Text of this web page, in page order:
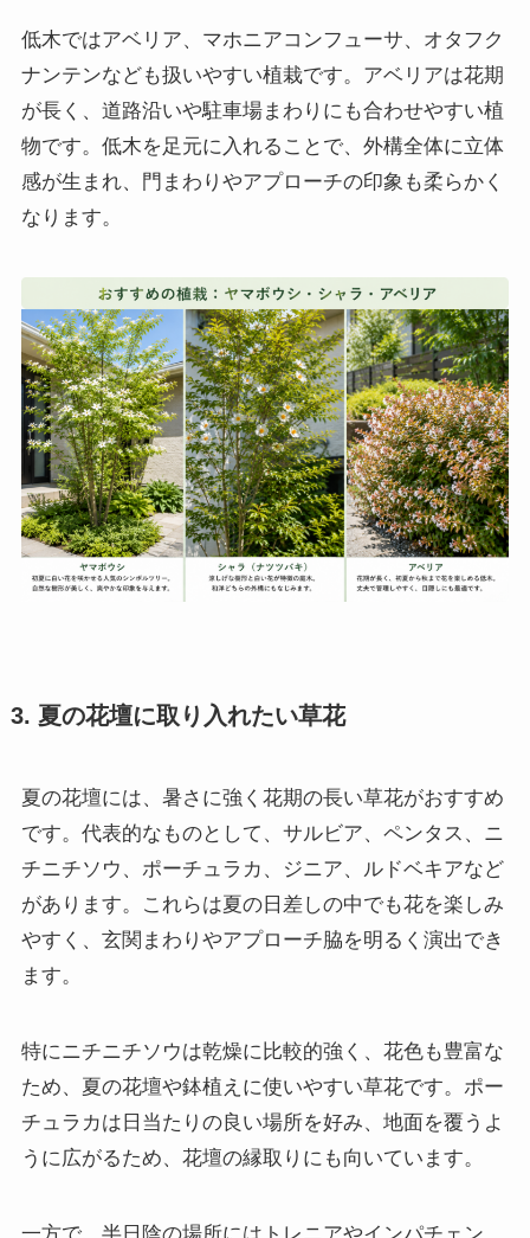
低木ではアベリア、マホニアコンフューサ、オタフク
ナンテンなども扱いやすい植栽です。アベリアは花期
が長く、道路沿いや駐車場まわりにも合わせやすい植
物です。低木を足元に入れることで、外構全体に立体
感が生まれ、門まわりやアプローチの印象も柔らかく
なります。
3. 夏の花壇に取り入れたい草花
夏の花壇には、暑さに強く花期の長い草花がおすすめ
です。代表的なものとして、サルビア、ペンタス、ニ
チニチソウ、ポーチュラカ、ジニア、ルドベキアなど
があります。これらは夏の日差しの中でも花を楽しみ
やすく、玄関まわりやアプローチ脇を明るく演出でき
ます。
特にニチニチソウは乾燥に比較的強く、花色も豊富な
ため、夏の花壇や鉢植えに使いやすい草花です。ポー
チュラカは日当たりの良い場所を好み、地面を覆うよ
うに広がるため、花壇の縁取りにも向いています。